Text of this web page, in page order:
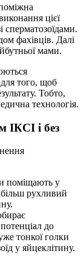
цієї
сперматозоїдами.
фахівців. Далі
мами.
того, щоб
Тобто,
технологія.
ІКСІ і без
поміщають у
рухливий
до
тонкої голки
у яйцеклітину.